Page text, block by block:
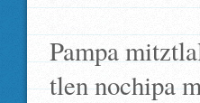
Pampa
tlen nochipa